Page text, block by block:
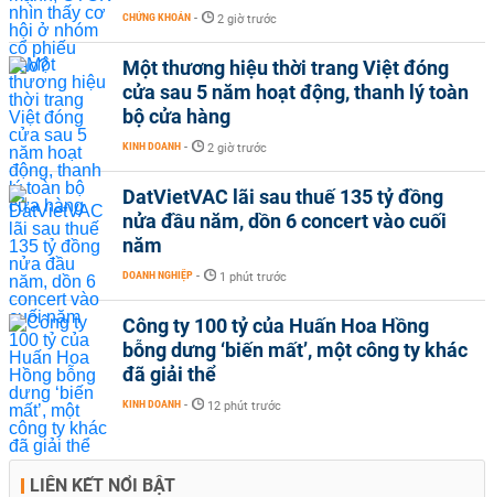
CHỨNG KHOÁN - 2 giờ trước
Một thương hiệu thời trang Việt đóng
cửa sau 5 năm hoạt động, thanh lý toàn
bộ cửa hàng
KINH DOANH - 2 giờ trước
DatVietVAC lãi sau thuế 135 tỷ đồng
nửa đầu năm, dồn 6 concert vào cuối
năm
DOANH NGHIỆP - 1 phút trước
Công ty 100 tỷ của Huấn Hoa Hồng
bỗng dưng ‘biến mất’, một công ty khác
đã giải thể
KINH DOANH - 12 phút trước
LIÊN KẾT NỔI BẬT